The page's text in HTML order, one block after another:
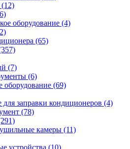
(12)
оборудование (4)
(65)
(7)
(6)
оборудование (69)
заправки кондиционеров (4)
(78)
камеры (11)
устройства (10)